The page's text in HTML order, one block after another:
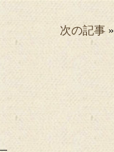
次の記事 »